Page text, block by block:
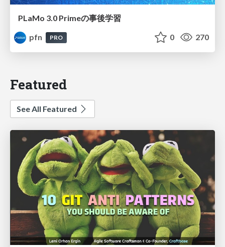
PLaMo 3.0 Primeの事後学習
pfn
PRO 0 270
Featured
See All Featured